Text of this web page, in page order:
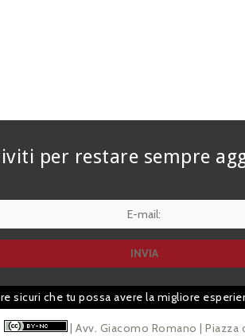
per restare sempre
| Avv. Giacomo Romano | Piazza
sicuri che tu possa avere la migliore